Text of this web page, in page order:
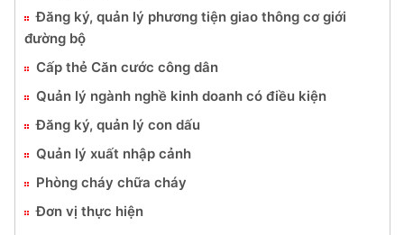
Đăng ký, quản lý phương tiện giao thông cơ giới
đường bộ
Cấp thẻ Căn cước công dân
Quản lý ngành nghề kinh doanh có điều kiện
Đăng ký, quản lý con dấu
Quản lý xuất nhập cảnh
Phòng cháy chữa cháy
Đơn vị thực hiện